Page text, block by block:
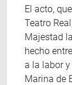
El acto,
Teatro
Majestad
hecho
a la labor
Marina de